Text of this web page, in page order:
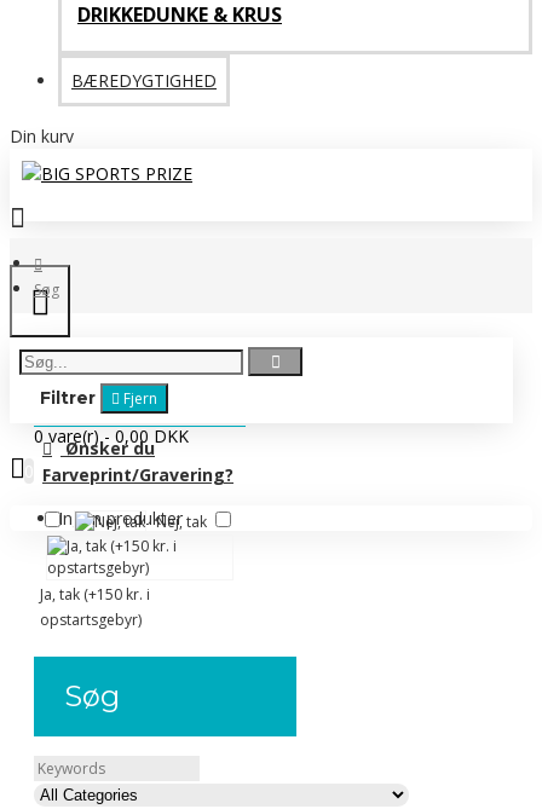
DRIKKEDUNKE & KRUS
BÆREDYGTIGHED
Din kurv
0 vare(r) - 0,00 DKK
Ingen produkter
Søg
Filtrer Fjern
Ønsker du
Farveprint/Gravering?
Nej, tak
Ja, tak (+150 kr. i
opstartsgebyr)
Søg